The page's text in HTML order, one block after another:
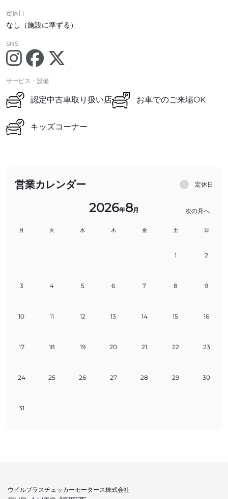
定休日
なし（施設に準ずる）
SNS
サービス・設備
認定中古車取り扱い店 お車でのご来場OK
キッズコーナー
営業カレンダー 定休日
2026年8月 次の月へ
月 火 水 木 金 土 日
1 2
3 4 5 6 7 8 9
10 11 12 13 14 15 16
17 18 19 20 21 22 23
24 25 26 27 28 29 30
31
ウイルプラスチェッカーモータース株式会社